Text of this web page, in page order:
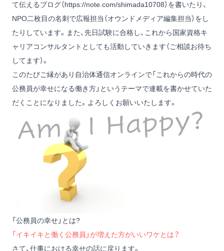
て伝えるブログ（https://note.com/shimada10708） を書いたり、
NPO二枚目の名刺で広報担当（オウンドメディア編集担当）をし
たりしています。また、先日試験に合格し、これから国家資格キ
ャリアコンサルタントとしても活動していきます（ご相談お待ち
してます）。
このたびご縁があり自治体通信オンラインで「これからの時代の
公務員が幸せになる働き方」というテーマで連載を書かせていた
だくことになりました。よろしくお願いいたします。
「公務員の幸せ」とは?
「イキイキと働く公務員」が増えた方がいいワケとは？
さて、仕事における幸せの話に戻ります。